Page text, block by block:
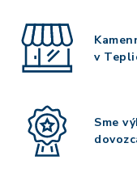
v
Sme